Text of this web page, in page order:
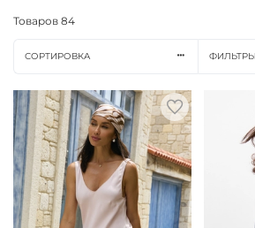
Товаров 84
СОРТИРОВКА ФИЛЬТРЫ